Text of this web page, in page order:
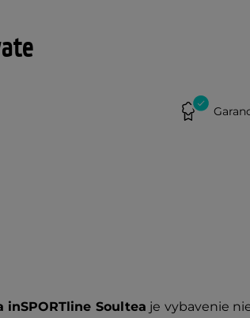
Soultea je vybavenie